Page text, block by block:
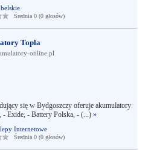
Średnia 0 (0 głosów)
Topla
online.pl
się w Bydgoszczy oferuje akumulatory
Exide, - Battery Polska, - (...) »
Internetowe
Średnia 0 (0 głosów)